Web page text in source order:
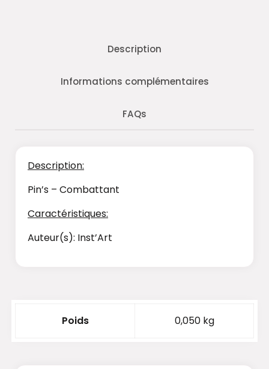
Description
Informations complémentaires
FAQs
Description:
Pin’s – Combattant
Caractéristiques:
Auteur(s): Inst’Art
Poids 0,050 kg